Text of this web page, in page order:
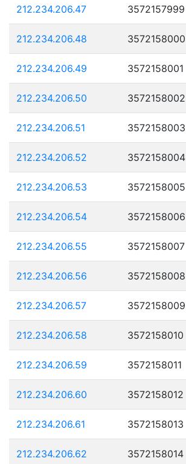
212.234.206.47 3572157999
212.234.206.48 3572158000
212.234.206.49 3572158001
212.234.206.50 3572158002
212.234.206.51 3572158003
212.234.206.52 3572158004
212.234.206.53 3572158005
212.234.206.54 3572158006
212.234.206.55 3572158007
212.234.206.56 3572158008
212.234.206.57 3572158009
212.234.206.58 3572158010
212.234.206.59 3572158011
212.234.206.60 3572158012
212.234.206.61 3572158013
212.234.206.62 3572158014